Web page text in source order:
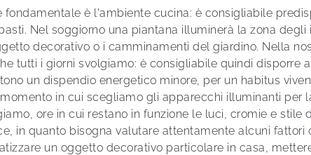
è l'ambiente cucina: è consigliabile
Nel soggiorno una piantana illuminerà la zona
decorativo o i camminamenti del giardino. Nella
tutti i giorni svolgiamo: è consigliabile quindi
un dispendio energetico minore, per un habitus
in cui scegliamo gli apparecchi illuminanti per
ore in cui restano in funzione le luci, cromie e
in quanto bisogna valutare attentamente alcuni fattori
un oggetto decorativo particolare in casa,